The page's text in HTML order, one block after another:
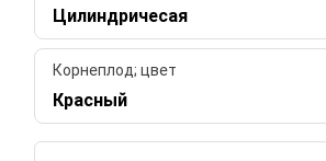
Цилиндричесая
Корнеплод; цвет
Красный